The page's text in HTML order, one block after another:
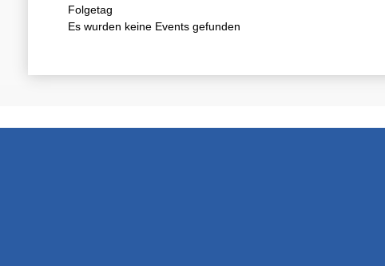
Folgetag
Es wurden keine Events gefunden